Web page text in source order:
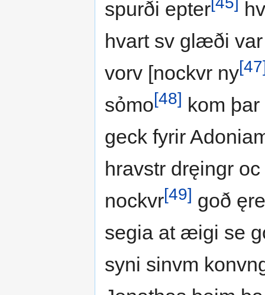
spurði epter
hvart sv glæði
vorv [nockvr ny
sỏmo[48] kom
geck fyrir
hravstr dręingr
nockvr[49] goð
segia at æigi se
syni sinvm